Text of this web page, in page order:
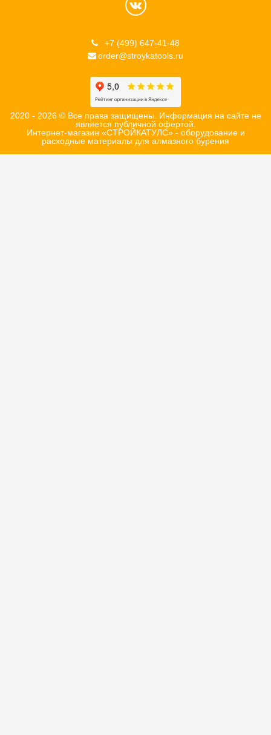
+7 (499) 647-41-48
order@stroykatools.ru
2020 - 2026 © Все права защищены. Информация на сайте не
является публичной офертой.
Интернет-магазин «СТРОЙКАТУЛС» - оборудование и
расходные материалы для алмазного бурения